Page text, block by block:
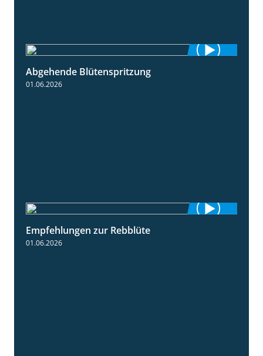
Abgehende Blütenspritzung
01.06.2026
Empfehlungen zur Rebblüte
01.06.2026